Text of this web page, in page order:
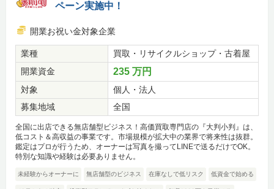
ペーン実施中！
開業お祝い金対象企業
業種
買取・リサイクルショップ・古着屋
開業資金
235 万円
対象
個人・法人
募集地域
全国
全国に出店できる無店舗型ビジネス！高価買取専門店の『大判小判』は、
低コスト＆高収益の事業です。市場規模が拡大中の業界で将来性は抜群。
鑑定はプロが行うため、オーナーは写真を撮ってLINEで送るだけでOK。
特別な知識や経験は必要ありません。
未経験からオーナーに 無店舗型のビジネス 在庫なしで低リスク 低資金で始める